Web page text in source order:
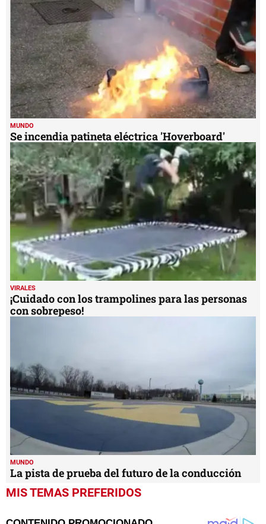
MUNDO
Se incendia patineta eléctrica 'Hoverboard'
VIRALES
¡Cuidado con los trampolines para las personas
con sobrepeso!
MUNDO
La pista de prueba del futuro de la conducción
MIS TEMAS PREFERIDOS